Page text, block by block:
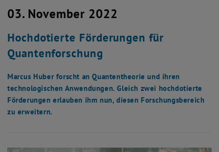
Zurück: Subseiten von TU Wien Startseite auflisten
Zurück zur letzten Ebene:
TU Wien Startseite
Übersicht
03. November 2022
Hochdotierte Förderungen für
Quantenforschung
Marcus Huber forscht an Quantentheorie und ihren
technologischen Anwendungen. Gleich zwei hochdotierte
Förderungen erlauben ihm nun, diesen Forschungsbereich
zu erweitern.